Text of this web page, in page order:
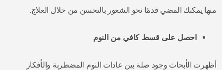
منها يمكنك المضي قدمًا نحو الشعور بالتحسن من خلال العلاج.
احصل على قسط كافي من النوم
أظهرت الأبحاث وجود صلة بين عادات النوم المضطربة والأفكار